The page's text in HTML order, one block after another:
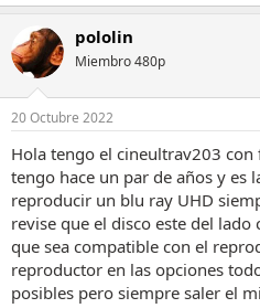
pololin
Miembro 480p
20 Octubre 2022
Hola tengo el cineultrav203
tengo hace un par de años y es
reproducir un blu ray UHD
revise que el disco este del
que sea compatible con el
reproductor en las opciones
posibles pero siempre saler el